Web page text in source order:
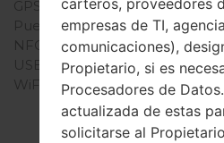
GPS
-
Puerto infrarrojo
No
NFC
No
USB
WiFi
-
carteros, proveedores
empresas de TI,
comunicaciones),
Propietario, si es
Procesadores de
actualizada de estas
solicitarse al